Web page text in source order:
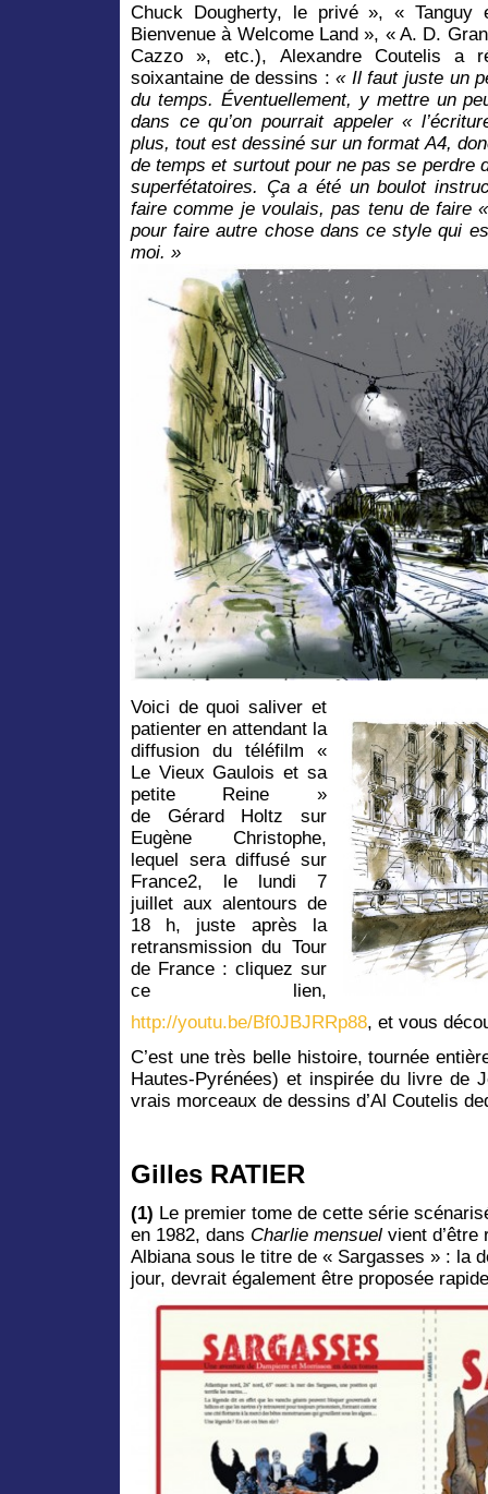
Chuck Dougherty, le privé », «
Bienvenue à Welcome Land », « A. D.
Cazzo », etc.), Alexandre Coutelis a
soixantaine de dessins :« Il faut juste un
du temps. Éventuellement, y mettre un
dans ce qu’on pourrait appeler «
plus, tout est dessiné sur un format A4,
de temps et surtout pour ne pas se perdre
superfétatoires. Ça a été un boulot
faire comme je voulais, pas tenu de faire
pour faire autre chose dans ce style qui
moi. »
Voici de quoi saliver et
patienter en attendant la
diffusion du téléfilm «
Le Vieux Gaulois et sa
petite Reine »
de Gérard Holtz sur
Eugène Christophe,
lequel sera diffusé sur
France2, le lundi 7
juillet aux alentours de
18 h, juste après la
retransmission du Tour
de France : cliquez sur
ce lien,
http://youtu.be/Bf0JBJRRp88, et vous
C’est une très belle histoire, tournée
Hautes-Pyrénées) et inspirée du livre de
vrais morceaux de dessins d’Al Coutelis
Gilles RATIER
(1) Le premier tome de cette série
en 1982, dans Charlie mensuel vient d’être
Albiana sous le titre de « Sargasses » : la
jour, devrait également être proposée